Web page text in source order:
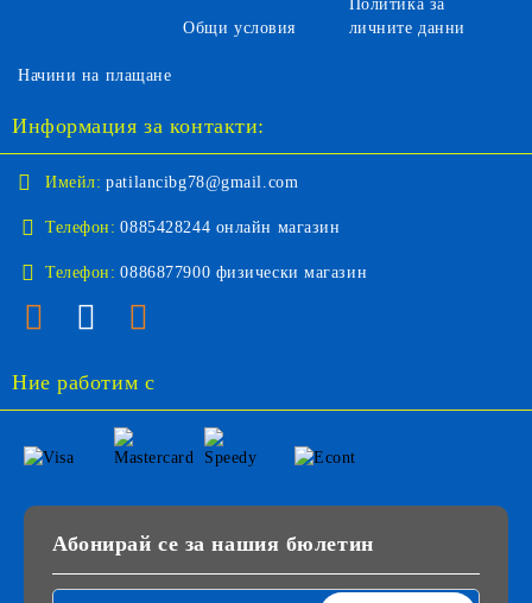
Общи условия
Политика за
личните данни
Начини на плащане
Информация за контакти:
Имейл: patilancibg78@gmail.com
Телефон: 0885428244 онлайн магазин
Телефон: 0886877900 физически магазин
Ние работим с
Абонирай се за нашия бюлетин